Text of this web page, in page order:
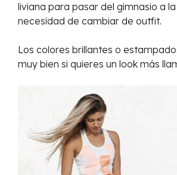
liviana para pasar del gimnasio a la
necesidad de cambiar de outfit.
Los colores brillantes o
muy bien si quieres un look más